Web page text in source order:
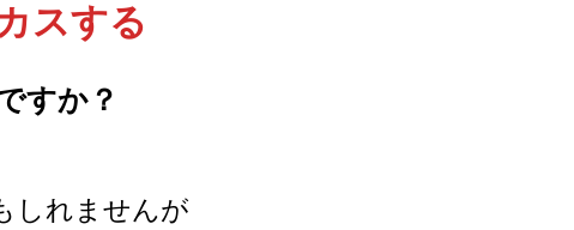
スする
すか？
しれませんが